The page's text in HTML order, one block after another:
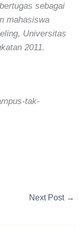
sebagai
mahasiswa
Universitas
2011.
tak-
Next Post →